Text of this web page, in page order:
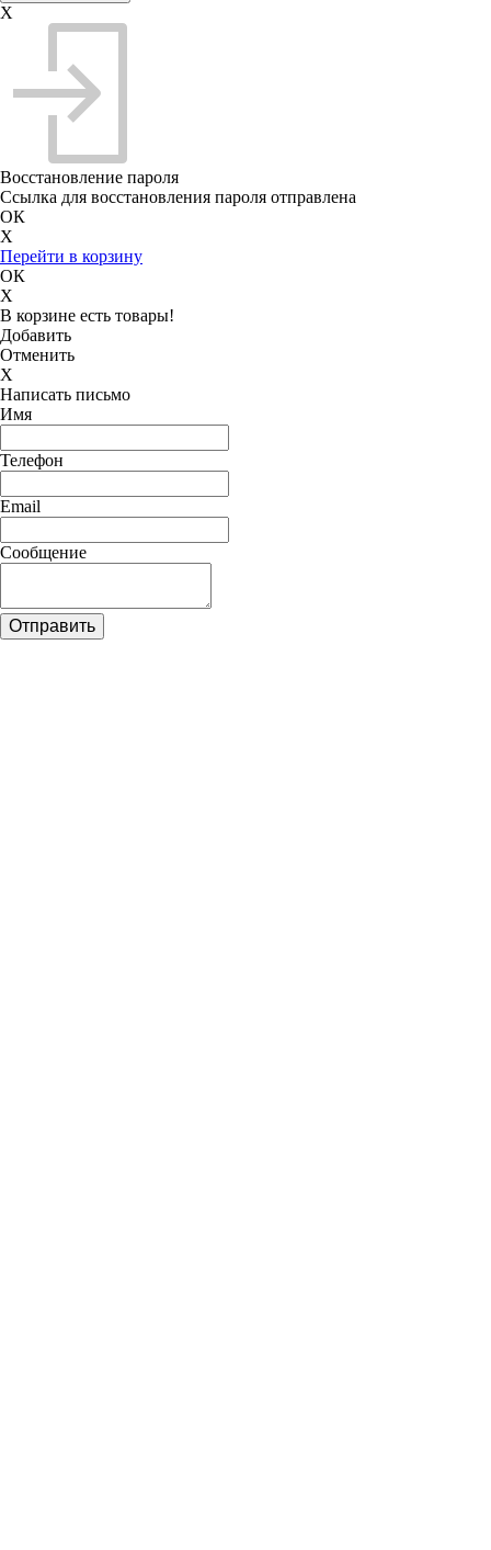
X
Восстановление пароля
Ссылка для восстановления пароля отправлена
ОК
X
Перейти в корзину
ОК
X
В корзине есть товары!
Добавить
Отменить
X
Написать письмо
Имя
Телефон
Email
Сообщение